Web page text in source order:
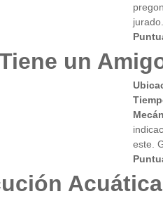
jurado.
un
este.
Acuática